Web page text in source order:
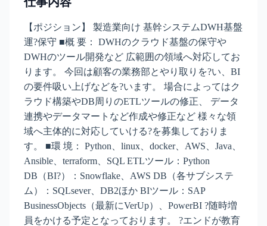
【ポジション】 製造業向け 基幹システムDWH基盤
運?保守 ■概 要： DWHのクラウド基盤の保守や
DWHのツール開発など 広範囲の領域へ対応してお
ります。 今回は顧客の業務部とやり取りを?い、BI
の要件吸い上げなどを?います。 場合によってはク
ラウド構築やDB周りのETLツールの修正、 データ
連携やデータマートなど作成や修正など 様々な領
域へ主体的に対応していける?を募集しておりま
す。 ■環 境： Python、linux、docker、AWS、Java、
Ansible、terraform、SQL ETLツール：Python
DB（BI?）：Snowflake、AWS DB（各サブシステ
ム）：SQLsever、DB2ほか BIツール：SAP
BusinessObjects（最新にVerUp）、PowerBI ?随時増
員をかける予定となっております。 ?エンドが教育